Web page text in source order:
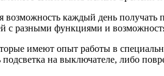
каждый день получать
с разными функциями и
имеют опыт работы в
на выключателе, либо